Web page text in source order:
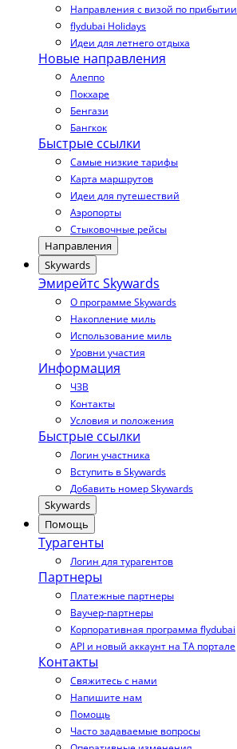
Направления с визой по прибытии
flydubai Holidays
Идеи для летнего отдыха
Новые направления
Алеппо
Покхаре
Бенгази
Бангкок
Быстрые ссылки
Самые низкие тарифы
Карта маршрутов
Идеи для путешествий
Аэропорты
Стыковочные рейсы
Направления
Skywards
Эмирейтс Skywards
О программе Skywards
Накопление миль
Использование миль
Уровни участия
Информация
ЧЗВ
Контакты
Условия и положения
Быстрые ссылки
Логин участника
Вступить в Skywards
Добавить номер Skywards
Skywards
Помощь
Турагенты
Логин для турагентов
Партнеры
Платежные партнеры
Ваучер-партнеры
Корпоративная программа flydubai
API и новый аккаунт на TA портале
Контакты
Свяжитесь с нами
Напишите нам
Помощь
Часто задаваемые вопросы